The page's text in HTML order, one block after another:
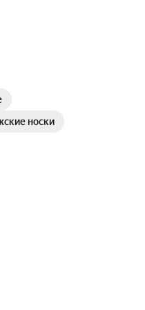
носки